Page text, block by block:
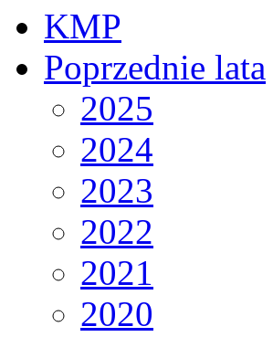
KMP
Poprzednie lata
2025
2024
2023
2022
2021
2020